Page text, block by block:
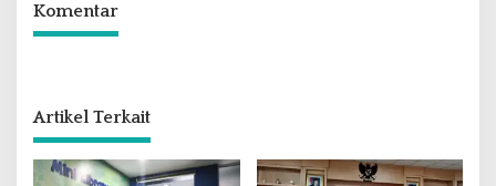
Komentar
Artikel Terkait